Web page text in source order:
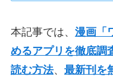
本記事では、 漫画「
めるアプリを徹底調
読む方法、 最新刊を